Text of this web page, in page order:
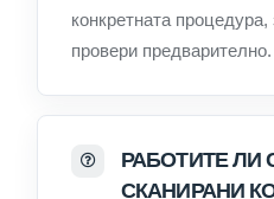
конкретната
провери предварително.
РАБОТИТЕ ЛИ
СКАНИРАНИ